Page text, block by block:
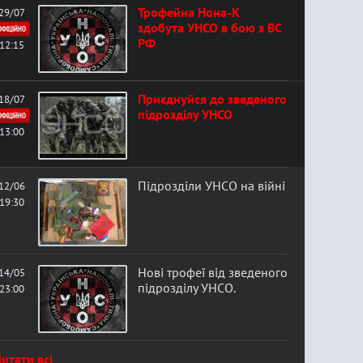
07
12:15
Трофейна Нона-К
здобута УНСО в бою з ВС
РФ
07
13:00
Приєднуйся до зведеного
підрозділу УНСО
06
19:30
Підрозділи УНСО на війні
05
23:00
Нові трофеї від зведеного
підрозділу УНСО.
всі